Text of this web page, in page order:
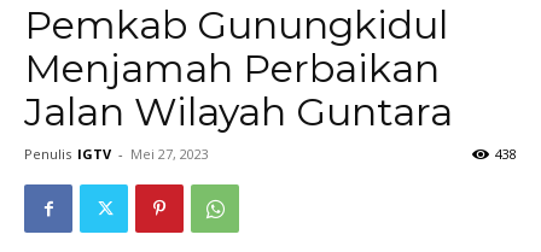
Pemkab Gunungkidul
Menjamah Perbaikan
Jalan Wilayah Guntara
Penulis IGTV - Mei 27, 2023 438